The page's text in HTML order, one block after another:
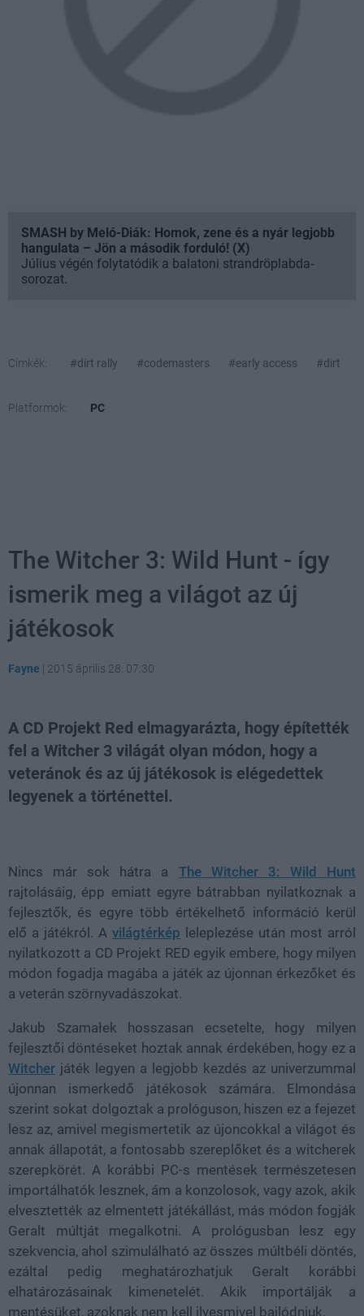
SMASH by Meló-Diák: Homok, zene és a nyár legjobb
hangulata – Jön a második forduló! (X)
Július végén folytatódik a balatoni strandröplabda-
sorozat.
Címkék: #dirt rally #codemasters #early access #dirt
Platformok: PC
The Witcher 3: Wild Hunt - így
ismerik meg a világot az új
játékosok
Fayne | 2015 április 28. 07:30
A CD Projekt Red elmagyarázta, hogy építették
fel a Witcher 3 világát olyan módon, hogy a
veteránok és az új játékosok is elégedettek
legyenek a történettel.
Nincs már sok hátra a The Witcher 3: Wild Hunt
rajtolásáig, épp emiatt egyre bátrabban nyilatkoznak a
fejlesztők, és egyre több értékelhető információ kerül
elő a játékról. A világtérkép leleplezése után most arról
nyilatkozott a CD Projekt RED egyik embere, hogy milyen
módon fogadja magába a játék az újonnan érkezőket és
a veterán szörnyvadászokat.
Jakub Szamałek hosszasan ecsetelte, hogy milyen
fejlesztői döntéseket hoztak annak érdekében, hogy ez a
Witcher játék legyen a legjobb kezdés az univerzummal
újonnan ismerkedő játékosok számára. Elmondása
szerint sokat dolgoztak a prológuson, hiszen ez a fejezet
lesz az, amivel megismertetik az újoncokkal a világot és
annak állapotát, a fontosabb szereplőket és a witcherek
szerepkörét. A korábbi PC-s mentések természetesen
importálhatók lesznek, ám a konzolosok, vagy azok, akik
elvesztették az elmentett játékállást, más módon fogják
Geralt múltját megalkotni. A prológusban lesz egy
szekvencia, ahol szimulálható az összes múltbéli döntés,
ezáltal pedig meghatározhatjuk Geralt korábbi
elhatározásainak kimenetelét. Akik importálják a
mentésüket, azoknak nem kell ilyesmivel bajlódniuk.